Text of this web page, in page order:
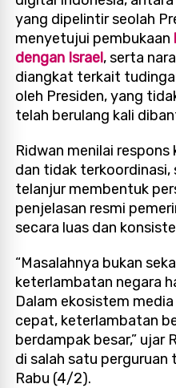
yang dipelintir seolah
menyetujui pembukaan
dengan Israel, serta
diangkat terkait
oleh Presiden, yang
telah berulang kali
Ridwan menilai
dan tidak terkoordinasi,
telanjur membentuk
penjelasan resmi
secara luas dan
“Masalahnya bukan
keterlambatan negara
Dalam ekosistem
cepat, keterlambatan
berdampak besar,” ujar
di salah satu perguruan
Rabu (4/2).